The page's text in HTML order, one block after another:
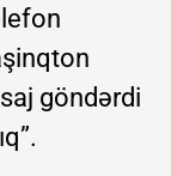
göndərdi